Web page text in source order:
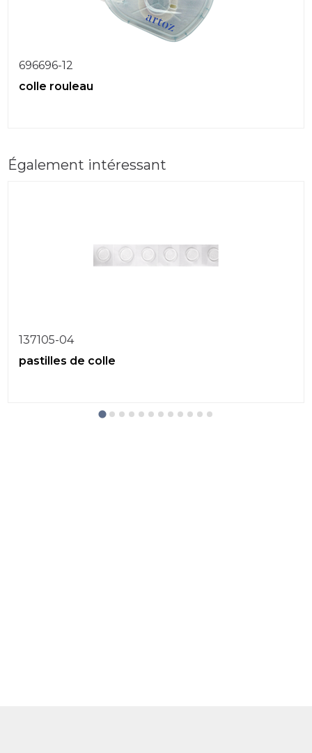
696696-12
colle rouleau
Également intéressant
137105-04
pastilles de colle